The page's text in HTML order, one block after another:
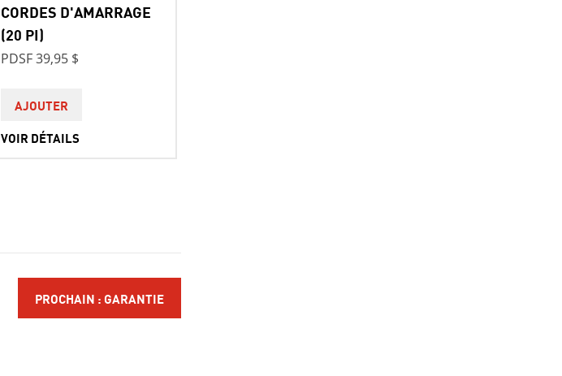
CORDES D'AMARRAGE
(20 PI)
PDSF 39,95 $
AJOUTER
VOIR DÉTAILS
PROCHAIN : GARANTIE